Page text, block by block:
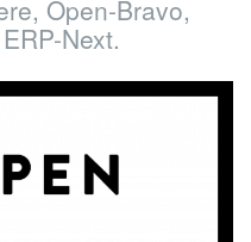
Open-Bravo,
Next.